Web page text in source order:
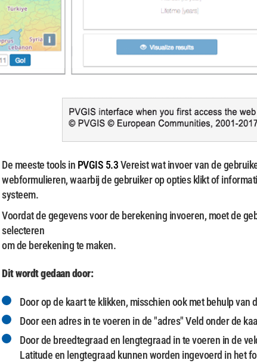
De meeste tools in PVGIS 5.3Vereist wat invoer van de
webformulieren, waarbij de gebruiker op opties klikt of
systeem.
Voordat de gegevens voor de berekening invoeren, moet de
selecteren
om de berekening te maken.
Dit wordt gedaan door:
Door op de kaart te klikken, misschien ook met behulp van
Door een adres in te voeren in de "adres" Veld onder de
Door de breedtegraad en lengtegraad in te voeren in de
Latitude en lengtegraad kunnen worden ingevoerd in het